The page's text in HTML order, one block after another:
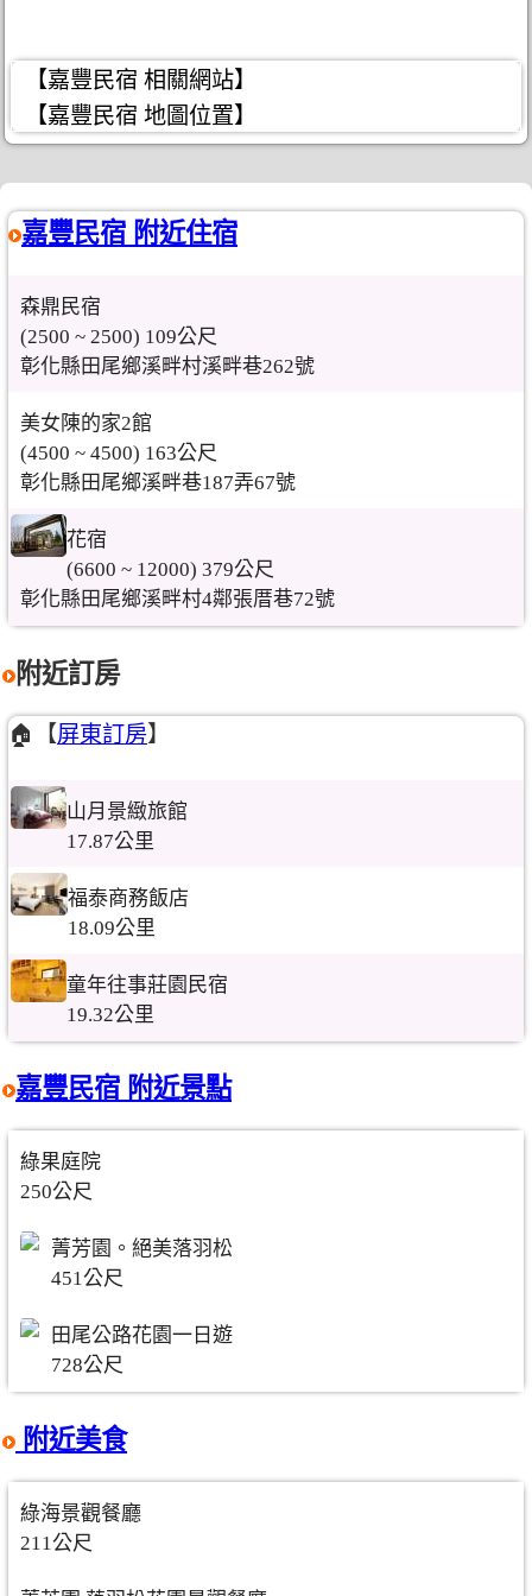
【嘉豐民宿 相關網站】
【嘉豐民宿 地圖位置】
嘉豐民宿 附近住宿
森鼎民宿
(2500 ~ 2500) 109公尺
彰化縣田尾鄉溪畔村溪畔巷262號
美女陳的家2館
(4500 ~ 4500) 163公尺
彰化縣田尾鄉溪畔巷187弄67號
花宿
(6600 ~ 12000) 379公尺
彰化縣田尾鄉溪畔村4鄰張厝巷72號
附近訂房
🏠【屏東訂房】
山月景緻旅館
17.87公里
福泰商務飯店
18.09公里
童年往事莊園民宿
19.32公里
嘉豐民宿 附近景點
綠果庭院
250公尺
菁芳園。絕美落羽松
451公尺
田尾公路花園一日遊
728公尺
附近美食
綠海景觀餐廳
211公尺